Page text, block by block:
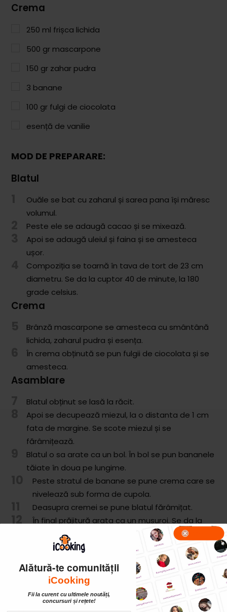
Pizza
Rețete cu Carne
Rețete Vegetariene
Salate
iCooking
Librărie
Adaugă o rețetă
Regulament de postare
CONCURS
Crema
250 ml frișca lichida
500 gr mascarpone
150 gr zahar pudra
3 banane
100 gr fulgi de ciocolata
esență de vanilie
MOD DE PREPARARE:
Blatul
Ouăle se bat cu zaharul și sarea pana își măresc
volumul.
Peste ele se adaugă cacao și se mixează.
Apoi se adaugă uleiul și faina și se amesteca
ușor.
Compoziția se toarnă în tava de tort de 23 cm
diametru. Se da la cuptor 40 de minute, la 180
grade celsius.
Crema
Brânză mascarpone se amesteca cu smântână
lichida, zaharul pudra și esența.
În crema obținută se pun fulgii de ciocolata și se
amesteca.
Asamblare
Blatul obținut se lasă la răcit.
Apoi se decupează miezul, la o distanta de 1 cm
fata de margine. Se scote miezul și se
fărâmițează.
Blatul o sa arate ca un bol. În bol se pun bananele
tăiate în doua pe lungime.
Peste stratul de banane se pune crema care se
nivelează sub forma de cupola.
Deasupra cremei se pune blatul fărâmițat.
12
În final prăjitură arata ca un musuroi. Se da la
frigider pentru cel puțin o ora, după care este
gata de servire.
Alătură-te comunității
iCooking
Fii la curent cu ultimele noutăți,
concursuri și rețete!